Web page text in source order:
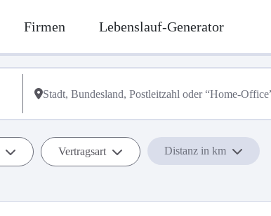
Firmen Lebenslauf-Generator
Vertragsart Distanz in km